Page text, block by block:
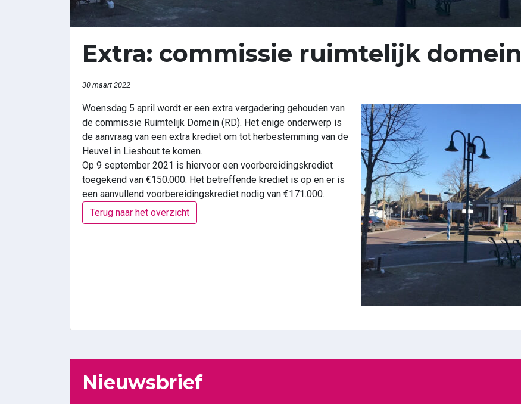
Extra: commissie ruimtelijk domein
30 maart 2022
Woensdag 5 april wordt er een extra vergadering gehouden van
de commissie Ruimtelijk Domein (RD). Het enige onderwerp is
de aanvraag van een extra krediet om tot herbestemming van de
Heuvel in Lieshout te komen.
Op 9 september 2021 is hiervoor een voorbereidingskrediet
toegekend van €150.000. Het betreffende krediet is op en er is
een aanvullend voorbereidingskrediet nodig van €171.000.
Terug naar het overzicht
Nieuwsbrief